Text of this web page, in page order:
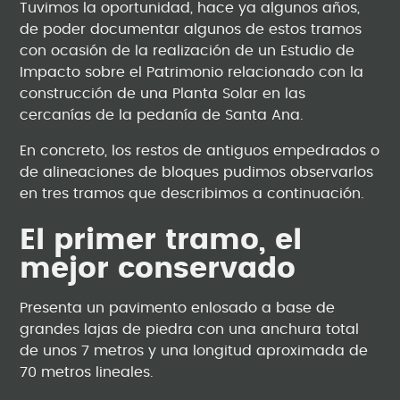
Tuvimos la oportunidad, hace ya algunos años,
de poder documentar algunos de estos tramos
con ocasión de la realización de un Estudio de
Impacto sobre el Patrimonio relacionado con la
construcción de una Planta Solar en las
cercanías de la pedanía de Santa Ana.
En concreto, los restos de antiguos empedrados o
de alineaciones de bloques pudimos observarlos
en tres tramos que describimos a continuación.
El primer tramo, el
mejor conservado
Presenta un pavimento enlosado a base de
grandes lajas de piedra con una anchura total
de unos 7 metros y una longitud aproximada de
70 metros lineales.